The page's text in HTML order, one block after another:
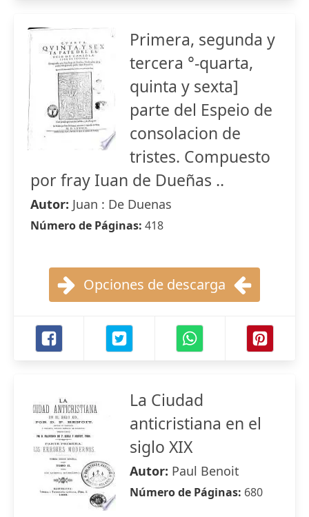
Primera, segunda y
tercera °-quarta,
quinta y sexta]
parte del Espeio de
consolacion de
tristes. Compuesto
por fray Iuan de Dueñas ..
Autor: Juan : De Duenas
Número de Páginas: 418
Opciones de descarga
La Ciudad
anticristiana en el
siglo XIX
Autor: Paul Benoit
Número de Páginas: 680